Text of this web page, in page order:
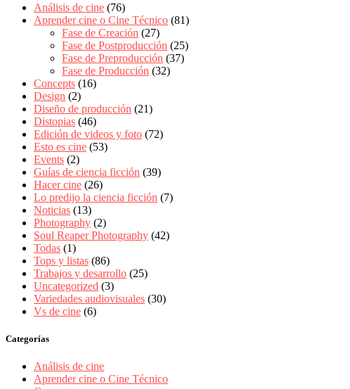
Análisis de cine (76)
Aprender cine o Cine Técnico (81)
Fase de Creación (27)
Fase de Postproducción (25)
Fase de Preproducción (37)
Fase de Producción (32)
Concepts (16)
Design (2)
Diseño de producción (21)
Distopias (46)
Edición de videos y foto (72)
Esto es cine (53)
Events (2)
Guías de ciencia ficción (39)
Hacer cine (26)
Lo predijo la ciencia ficción (7)
Noticias (13)
Photography (2)
Soul Reaper Photography (42)
Todas (1)
Tops y listas (86)
Trabajos y desarrollo (25)
Uncategorized (3)
Variedades audiovisuales (30)
Vs de cine (6)
Categorías
Análisis de cine
Aprender cine o Cine Técnico